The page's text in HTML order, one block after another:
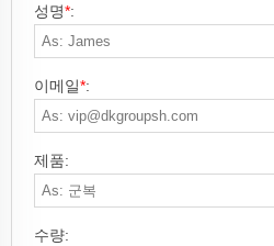
성명*:
이메일*:
제품:
수량: